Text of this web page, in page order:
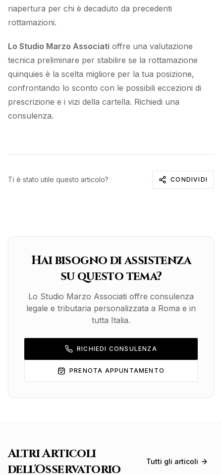
riapertura per chi è decaduto da precedenti
rottamazioni.
Lo Studio Marzo Associati offre una valutazione
tecnica preliminare per stabilire se la rottamazione
quinquies è la scelta migliore per la tua posizione,
confrontando lo sconto con le possibili eccezioni di
prescrizione e i vizi della cartella. Richiedi una
consulenza.
Ti è stato utile questo articolo? CONDIVIDI
Hai bisogno di assistenza
su questo tema?
Lo Studio Marzo Associati offre consulenza
legale e tributaria personalizzata a Roma e in
tutta Italia.
RICHIEDI CONSULENZA
PRENOTA APPUNTAMENTO
Altri Articoli
dell'Osservatorio
Tutti gli articoli